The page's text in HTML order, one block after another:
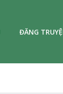
ĐĂNG